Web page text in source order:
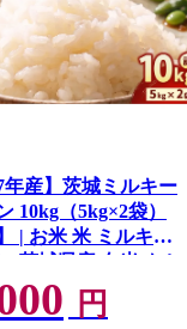
年産】茨城ミルキー
10kg（5kg×2袋）
| お米 米 ミルキー
茨城県産 白米 もち
当 おにぎり
円